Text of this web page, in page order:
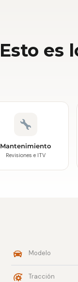
Esto es
Mantenimiento
Revisiones e ITV
Modelo
Tracción